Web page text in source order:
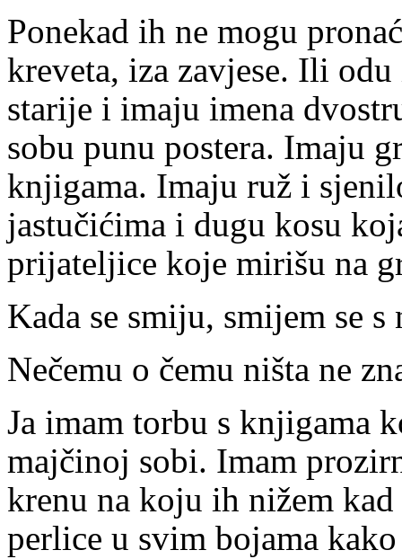
Ponekad ih ne mogu
kreveta, iza zavjese. Ili odu
starije i imaju imena
sobu punu postera. Imaju
knjigama. Imaju ruž i
jastučićima i dugu kosu
prijateljice koje mirišu na
Kada se smiju, smijem se s
Nečemu o čemu ništa ne
Ja imam torbu s knjigama
majčinoj sobi. Imam
krenu na koju ih nižem
perlice u svim bojama